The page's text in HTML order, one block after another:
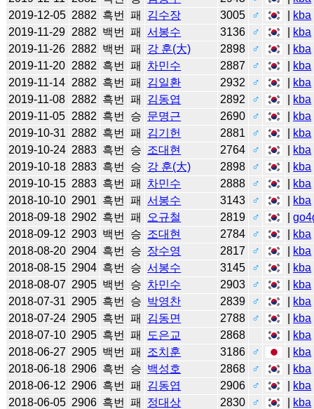
2019-12-05 2882 흑번 패 김수장 3005 ♂ kba
2019-11-29 2882 백번 패 서봉수 3136 ♂ kba
2019-11-26 2882 백번 패 강 훈(大) 2898 ♂ kba
2019-11-20 2882 흑번 패 차민수 2887 ♂ kba
2019-11-14 2882 흑번 패 김일환 2932 ♂ kba
2019-11-08 2882 흑번 패 김동엽 2892 ♂ kba
2019-11-05 2882 흑번 승 문명근 2690 ♂ kba
2019-10-31 2882 흑번 패 김기헌 2881 ♂ kba
2019-10-24 2883 흑번 승 조대현 2764 ♂ kba
2019-10-18 2883 흑번 승 강 훈(大) 2898 ♂ kba
2019-10-15 2883 흑번 패 차민수 2888 ♂ kba
2018-10-10 2901 흑번 패 서봉수 3143 ♂ kba
2018-09-18 2902 흑번 패 오규철 2819 ♂ |
2018-09-12 2903 백번 승 조대현 2784 ♂ kba
2018-08-20 2904 흑번 승 장수영 2817 ♂ kba
2018-08-15 2904 흑번 승 서봉수 3145 ♂ kba
2018-08-07 2905 백번 승 차민수 2903 ♂ kba
2018-07-31 2905 흑번 승 박영찬 2839 ♂ kba
2018-07-24 2905 흑번 패 김동면 2788 ♂ kba
2018-07-10 2905 흑번 패 도은교 2868 kba
2018-06-27 2905 백번 패 조치훈 3186 ♂ kba
2018-06-18 2906 흑번 승 백성호 2868 ♂ kba
2018-06-12 2906 흑번 패 김동엽 2906 ♂ kba
2018-06-05 2906 흑번 패 정대상 2830 ♂ kba